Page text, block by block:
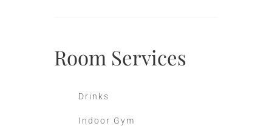
Room Services
Drinks
Indoor Gym